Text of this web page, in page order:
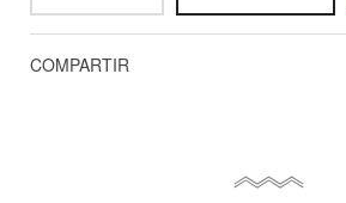
COMPARTIR